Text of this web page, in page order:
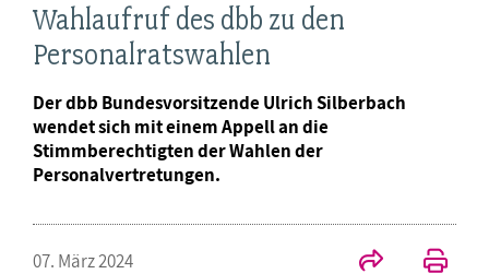
Wahlaufruf des dbb zu den
Personalratswahlen
Der dbb Bundesvorsitzende Ulrich Silberbach
wendet sich mit einem Appell an die
Stimmberechtigten der Wahlen der
Personalvertretungen.
07. März 2024